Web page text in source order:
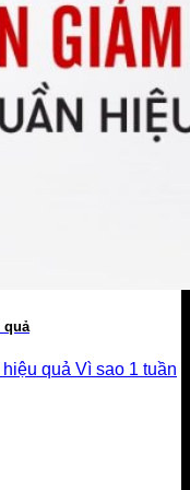
quả
quả Vì sao 1 tuần